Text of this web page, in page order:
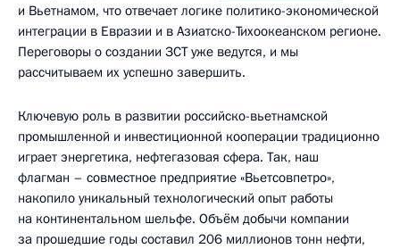
и Вьетнамом, что отвечает логике политико-экономической
интеграции в Евразии и в Азиатско-Тихоокеанском регионе.
Переговоры о создании ЗСТ уже ведутся, и мы
рассчитываем их успешно завершить.
Ключевую роль в развитии российско-вьетнамской
промышленной и инвестиционной кооперации традиционно
играет энергетика, нефтегазовая сфера. Так, наш
флагман – совместное предприятие «Вьетсовпетро»,
накопило уникальный технологический опыт работы
на континентальном шельфе. Объём добычи компании
за прошедшие годы составил 206 миллионов тонн нефти,